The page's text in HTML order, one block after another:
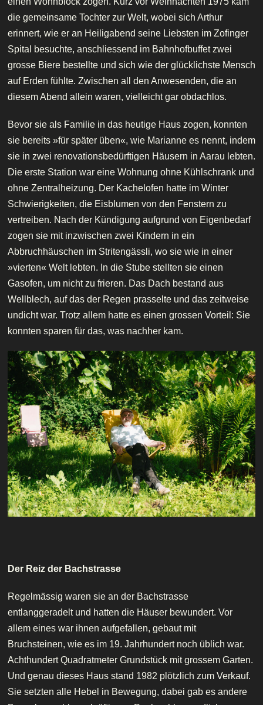
die gemeinsame Tochter zur Welt, wobei sich Arthur
erinnert, wie er an Heiligabend seine Liebsten im Zofinger
Spital besuchte, anschliessend im Bahnhofbuffet zwei
grosse Biere bestellte und sich wie der glücklichste Mensch
auf Erden fühlte. Zwischen all den Anwesenden, die an
diesem Abend allein waren, vielleicht gar obdachlos.
Bevor sie als Familie in das heutige Haus zogen, konnten
sie bereits »für später üben«, wie Marianne es nennt, indem
sie in zwei renovationsbedürftigen Häusern in Aarau lebten.
Die erste Station war eine Wohnung ohne Kühlschrank und
ohne Zentralheizung. Der Kachelofen hatte im Winter
Schwierigkeiten, die Eisblumen von den Fenstern zu
vertreiben. Nach der Kündigung aufgrund von Eigenbedarf
zogen sie mit inzwischen zwei Kindern in ein
Abbruchhäuschen im Stritengässli, wo sie wie in einer
»vierten« Welt lebten. In die Stube stellten sie einen
Gasofen, um nicht zu frieren. Das Dach bestand aus
Wellblech, auf das der Regen prasselte und das zeitweise
undicht war. Trotz allem hatte es einen grossen Vorteil: Sie
konnten sparen für das, was nachher kam.
Der Reiz der Bachstrasse
Regelmässig waren sie an der Bachstrasse
entlanggeradelt und hatten die Häuser bewundert. Vor
allem eines war ihnen aufgefallen, gebaut mit
Bruchsteinen, wie es im 19. Jahrhundert noch üblich war.
Achthundert Quadratmeter Grundstück mit grossem Garten.
Und genau dieses Haus stand 1982 plötzlich zum Verkauf.
Sie setzten alle Hebel in Bewegung, dabei gab es andere